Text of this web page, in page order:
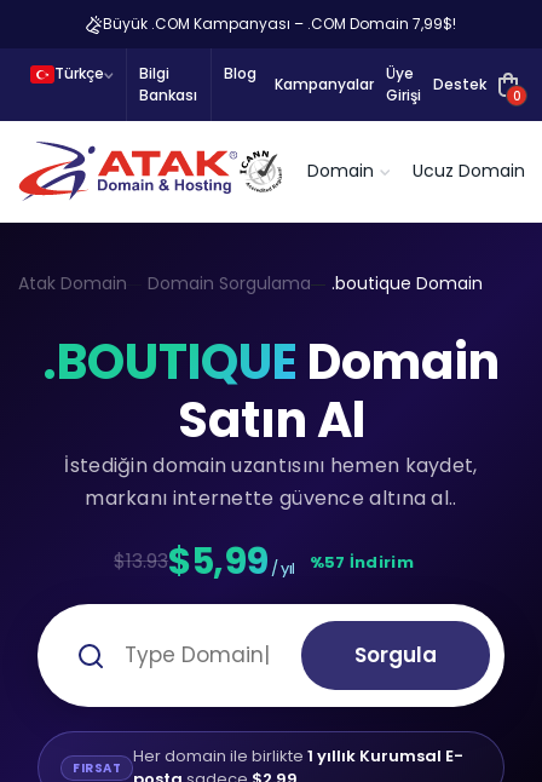
Büyük .COM Kampanyası – .COM Domain 7,99$!
Türkçe
Bilgi
Bankası
Blog
Kampanyalar
Üye
Girişi
Destek
0
Domain Ucuz Domain
Atak Domain Domain Sorgulama .boutique Domain
.BOUTIQUE Domain
Satın Al
İstediğin domain uzantısını hemen kaydet,
markanı internette güvence altına al..
$13.93$5,99 / yıl %57 İndirim
Sorgula
FIRSAT Her domain ile birlikte 1 yıllık Kurumsal E-